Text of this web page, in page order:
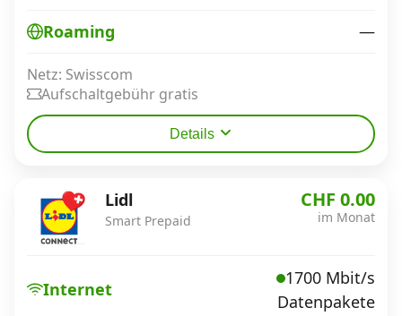
Roaming —
Netz: Swisscom
Aufschaltgebühr gratis
Details
Lidl
Smart Prepaid
CHF 0.00
im Monat
Internet
1700 Mbit/s
Datenpakete